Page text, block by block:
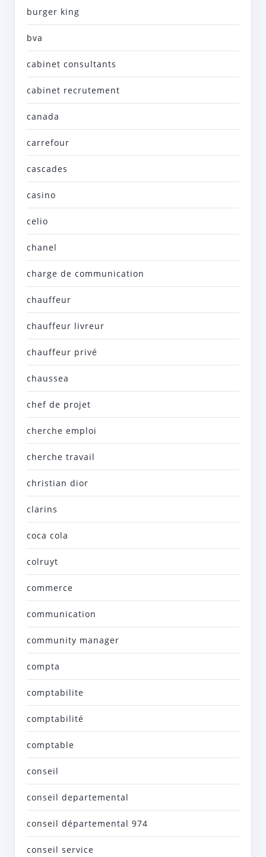
burger king
bva
cabinet consultants
cabinet recrutement
canada
carrefour
cascades
casino
celio
chanel
charge de communication
chauffeur
chauffeur livreur
chauffeur privé
chaussea
chef de projet
cherche emploi
cherche travail
christian dior
clarins
coca cola
colruyt
commerce
communication
community manager
compta
comptabilite
comptabilité
comptable
conseil
conseil departemental
conseil départemental 974
conseil service